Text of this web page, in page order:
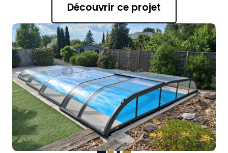
Découvrir ce projet